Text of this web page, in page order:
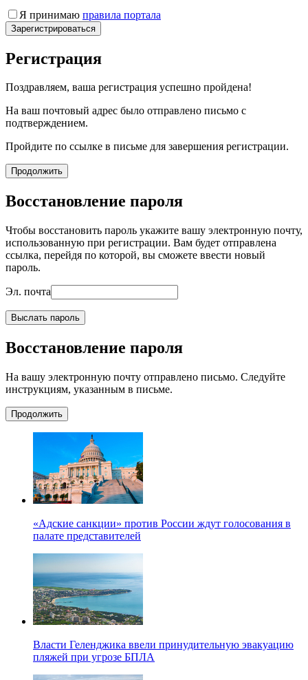
Я принимаю правила портала
Зарегистрироваться
Регистрация
Поздравляем, ваша регистрация успешно пройдена!
На ваш почтовый адрес было отправлено письмо с
подтверждением.
Пройдите по ссылке в письме для завершения регистрации.
Продолжить
Восстановление пароля
Чтобы восстановить пароль укажите вашу электронную почту,
использованную при регистрации. Вам будет отправлена
ссылка, перейдя по которой, вы сможете ввести новый
пароль.
Эл. почта
Выслать пароль
Восстановление пароля
На вашу электронную почту отправлено письмо. Следуйте
инструкциям, указанным в письме.
Продолжить
«Адские санкции» против России ждут голосования в
палате представителей
Власти Геленджика ввели принудительную эвакуацию
пляжей при угрозе БПЛА